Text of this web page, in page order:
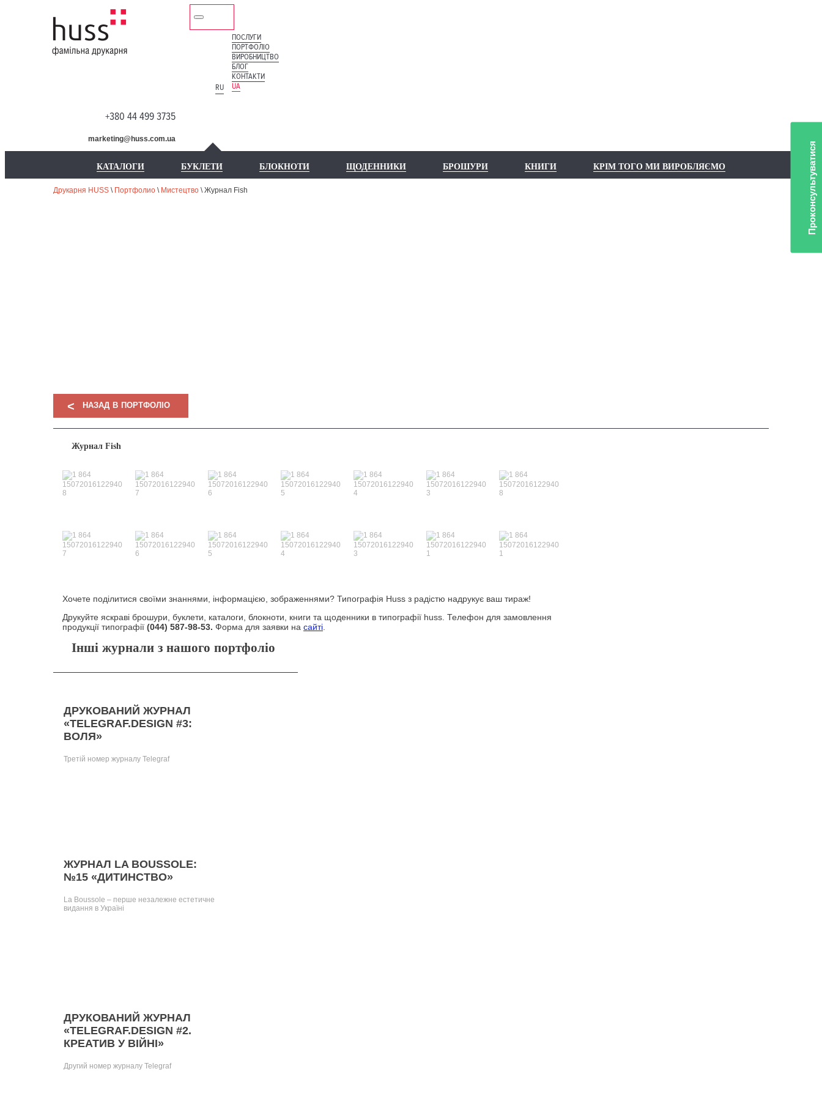
ПОСЛУГИ
ПОРТФОЛІО
ВИРОБНИЦТВО
БЛОГ
КОНТАКТИ
UA
RU
+380 44 499 3735
marketing@huss.com.ua
КАТАЛОГИ БУКЛЕТИ БЛОКНОТИ ЩОДЕННИКИ БРОШУРИ КНИГИ КРІМ ТОГО МИ ВИРОБЛЯЄМО
Друкарня HUSS \ Портфолио \ Мистецтво \Журнал Fish
< НАЗАД В ПОРТФОЛІО
Журнал Fish
Хочете поділитися своїми знаннями, інформацією, зображеннями? Типографія Huss з радістю надрукує ваш тираж!
Друкуйте яскраві брошури, буклети, каталоги, блокноти, книги та щоденники в типографії huss. Телефон для замовлення
продукції типографії (044) 587-98-53. Форма для заявки на сайті
Інші журнали з нашого портфоліо
ДРУКОВАНИЙ ЖУРНАЛ
«TELEGRAF.DESIGN #3:
ВОЛЯ»
Третій номер журналу Telegraf
ЖУРНАЛ LA BOUSSOLE:
№15 «ДИТИНСТВО»
La Boussole – перше незалежне естетичне
видання в Україні
ДРУКОВАНИЙ ЖУРНАЛ
«TELEGRAF.DESIGN #2.
КРЕАТИВ У ВІЙНІ»
Другий номер журналу Telegraf
Проконсультуватися